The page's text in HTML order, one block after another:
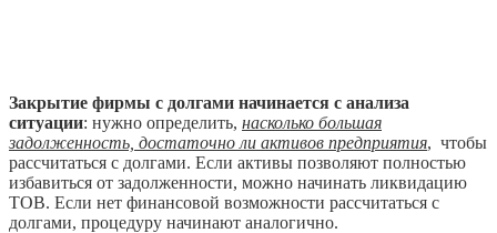
Закрытие фирмы с долгами начинается с анализа
ситуации: нужно определить, насколько большая
задолженность, достаточно ли активов предприятия, чтобы
рассчитаться с долгами. Если активы позволяют полностью
избавиться от задолженности, можно начинать ликвидацию
ТОВ. Если нет финансовой возможности рассчитаться с
долгами, процедуру начинают аналогично.